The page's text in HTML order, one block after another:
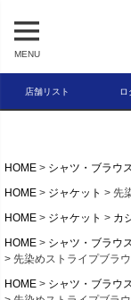
MENU
店舗リスト ロ
HOME シャツ・ブラウ
HOME
ジャケット
先
HOME
ジャケット カ
HOME
シャツ・ブラウ
先染めストライプブラ
HOME
シャツ・ブラウ